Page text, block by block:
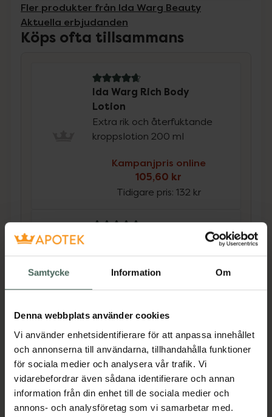
Samtycke Information Om
Denna webbplats använder cookies
Vi använder enhetsidentifierare för att anpassa innehållet
och annonserna till användarna, tillhandahålla funktioner
för sociala medier och analysera vår trafik. Vi
vidarebefordrar även sådana identifierare och annan
information från din enhet till de sociala medier och
annons- och analysföretag som vi samarbetar med.
Fler produkter från Ida Warg Beauty
Aktuella erbjudanden
Köps ofta tillsammans
4.7 av 5 i omdöme
Ida Warg Rich Body
Lotion
Extra rik och återfuktande
kroppslotion 200 ml
Kampanjpris online
105,60 kr
Tidigare pris: 132 kr
Ida Warg Feeling Clean
Shower Mousse
Krämig och mild
Kampanjpris online
Tidigare pris:79 kr
Köp båda för:168,80 kr
Köp båda